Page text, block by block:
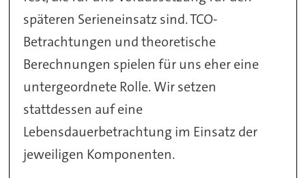
späteren Serieneinsatz sind. TCO-
Betrachtungen und theoretische
Berechnungen spielen für uns eher eine
untergeordnete Rolle. Wir setzen
stattdessen auf eine
Lebensdauerbetrachtung im Einsatz der
jeweiligen Komponenten.